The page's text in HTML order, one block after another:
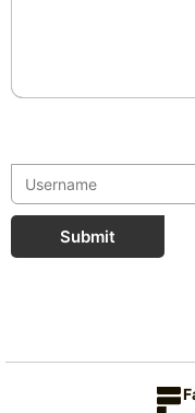
Submit